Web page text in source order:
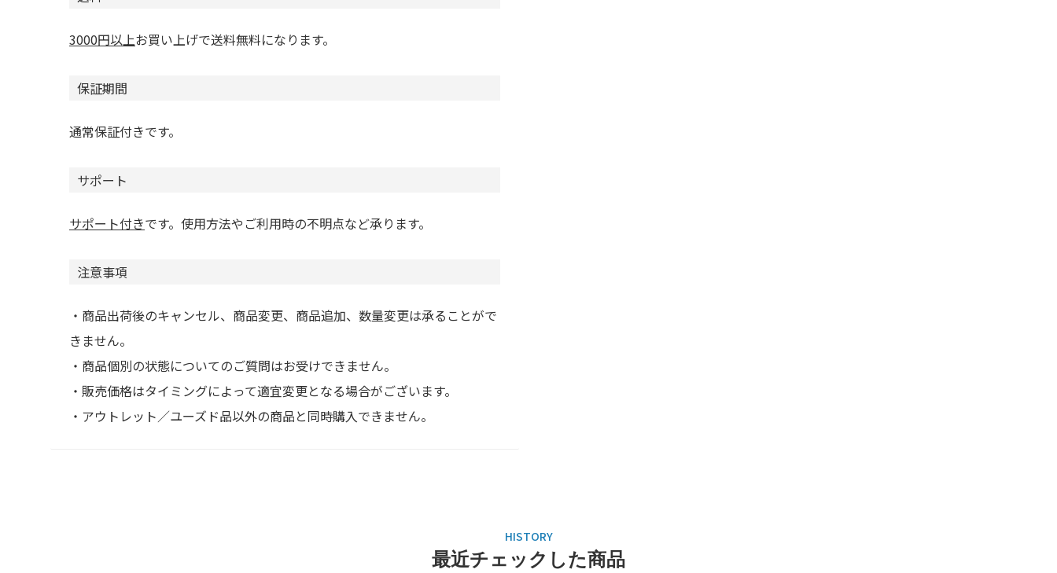
3000円以上お買い上げで送料無料になります。
保証期間
通常保証付きです。
サポート
サポート付きです。使用方法やご利用時の不明点など承ります。
注意事項
・商品出荷後のキャンセル、商品変更、商品追加、数量変更は承ることがで
きません。
・商品個別の状態についてのご質問はお受けできません。
・販売価格はタイミングによって適宜変更となる場合がございます。
・アウトレット／ユーズド品以外の商品と同時購入できません。
最近チェックした商品